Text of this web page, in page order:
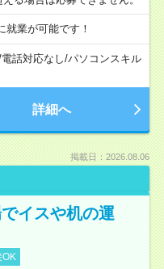
業が可能です！
電話対応なし/パソコンスキル
詳細へ
掲載日：2026.08.06
イスや机の運